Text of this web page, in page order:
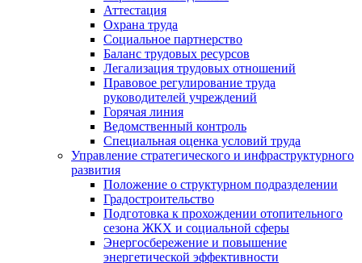
Аттестация
Охрана труда
Социальное партнерство
Баланс трудовых ресурсов
Легализация трудовых отношений
Правовое регулирование труда
руководителей учреждений
Горячая линия
Ведомственный контроль
Специальная оценка условий труда
Управление стратегического и инфраструктурного
развития
Положение о структурном подразделении
Градостроительство
Подготовка к прохождении отопительного
сезона ЖКХ и социальной сферы
Энергосбережение и повышение
энергетической эффективности